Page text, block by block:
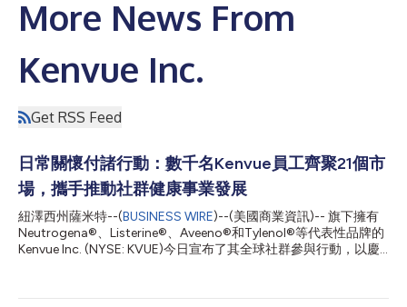
More News From
Kenvue Inc.
Get RSS Feed
日常關懷付諸行動：數千名Kenvue員工齊聚21個市
場，攜手推動社群健康事業發展
紐澤西州薩米特--(BUSINESS WIRE)--(美國商業資訊)-- 旗下擁有
Neutrogena®、Listerine®、Aveeno®和Tylenol®等代表性品牌的
Kenvue Inc. (NYSE: KVUE)今日宣布了其全球社群參與行動，以慶
部分。「Kenvue關懷周」證明了Kenvue致力於促進人類和地球福